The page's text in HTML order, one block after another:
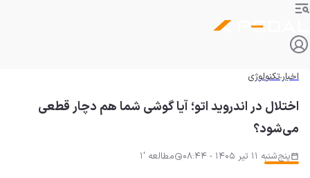
اخبارتکنولوژی
اختلال در اندروید اتو؛ آیا گوشی شما هم دچار قطعی
می‌شود؟
پنج‌شنبه 11 تیر 1405 - 08:44 مطالعه '1